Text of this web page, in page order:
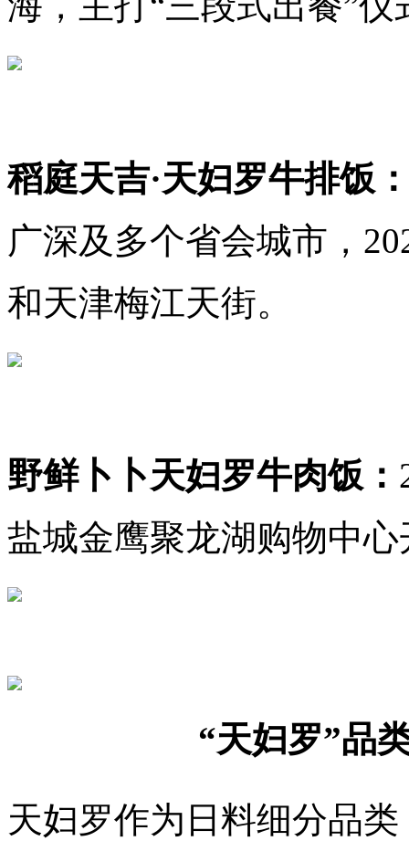
稻庭天吉·天妇罗牛排饭
广深及多个省会城市，
和天津梅江天街。
野鲜卜卜天妇罗牛肉饭：
盐城金鹰聚龙湖购物中
“天妇罗”品
天妇罗作为日料细分品